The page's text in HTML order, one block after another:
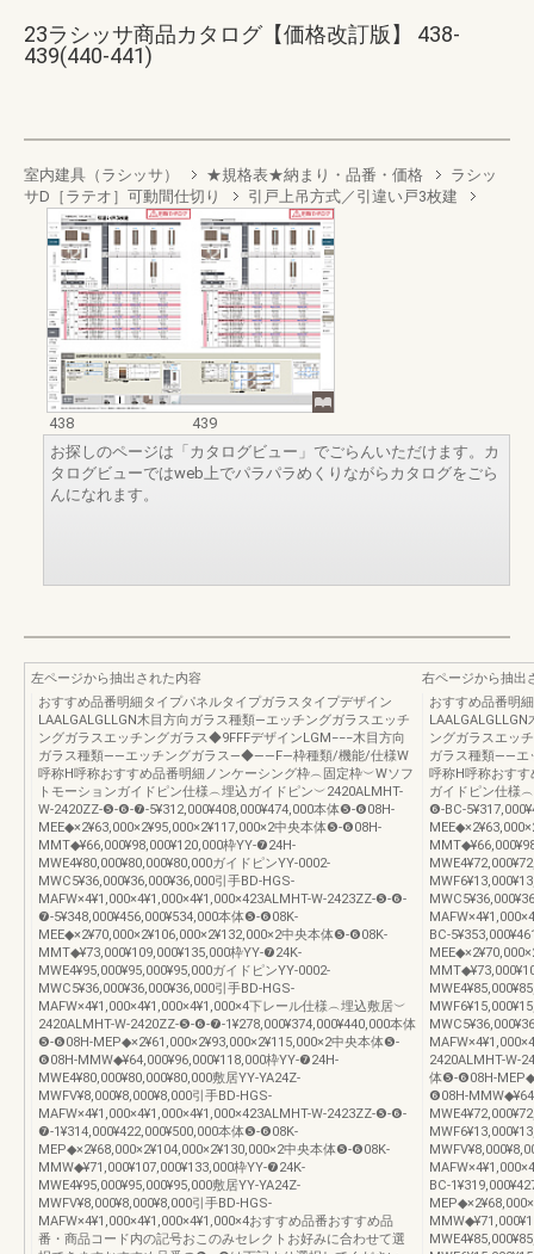
23ラシッサ商品カタログ【価格改訂版】 438-
439(440-441)
室内建具（ラシッサ） ★規格表★納まり・品番・価格
ラシッ
サD［ラテオ］可動間仕切り
引戸上吊方式／引違い戸3枚建
438
439
お探しのページは「カタログビュー」でごらんいただけます。カ
タログビューではweb上でパラパラめくりながらカタログをごら
んになれます。
左ページから抽出された内容
おすすめ品番明細タイプパネルタイプガラスタイプデザイン
LAALGALGLLGN木目方向ガラス種類―エッチングガラスエッチ
ングガラスエッチングガラス◆9FFFデザインLGM−−−木目方向
ガラス種類――エッチングガラス―◆――F―枠種類/機能/仕様W
呼称H呼称おすすめ品番明細ノンケーシング枠︵固定枠︶Wソフ
トモーションガイドピン仕様︵埋込ガイドピン︶2420ALMHT-
W-2420ZZ-❺-❻-❼-5¥312,000¥408,000¥474,000本体❺-❻08H-
MEE◆×2¥63,000×2¥95,000×2¥117,000×2中央本体❺-❻08H-
MMT◆¥66,000¥98,000¥120,000枠YY-❼24H-
MWE4¥80,000¥80,000¥80,000ガイドピンYY-0002-
MWC5¥36,000¥36,000¥36,000引手BD-HGS-
MAFW×4¥1,000×4¥1,000×4¥1,000×423ALMHT-W-2423ZZ-❺-❻-
❼-5¥348,000¥456,000¥534,000本体❺-❻08K-
MEE◆×2¥70,000×2¥106,000×2¥132,000×2中央本体❺-❻08K-
MMT◆¥73,000¥109,000¥135,000枠YY-❼24K-
MWE4¥95,000¥95,000¥95,000ガイドピンYY-0002-
MWC5¥36,000¥36,000¥36,000引手BD-HGS-
MAFW×4¥1,000×4¥1,000×4¥1,000×4下レール仕様︵埋込敷居︶
2420ALMHT-W-2420ZZ-❺-❻-❼-1¥278,000¥374,000¥440,000本体
❺-❻08H-MEP◆×2¥61,000×2¥93,000×2¥115,000×2中央本体❺-
❻08H-MMW◆¥64,000¥96,000¥118,000枠YY-❼24H-
MWE4¥80,000¥80,000¥80,000敷居YY-YA24Z-
MWFV¥8,000¥8,000¥8,000引手BD-HGS-
MAFW×4¥1,000×4¥1,000×4¥1,000×423ALMHT-W-2423ZZ-❺-❻-
❼-1¥314,000¥422,000¥500,000本体❺-❻08K-
MEP◆×2¥68,000×2¥104,000×2¥130,000×2中央本体❺-❻08K-
MMW◆¥71,000¥107,000¥133,000枠YY-❼24K-
MWE4¥95,000¥95,000¥95,000敷居YY-YA24Z-
MWFV¥8,000¥8,000¥8,000引手BD-HGS-
MAFW×4¥1,000×4¥1,000×4¥1,000×4おすすめ品番おすすめ品
番・商品コード内の記号おこのみセレクトお好みに合わせて選
右ページから抽出
おすすめ品番明
ングガラスエッ
ガラス種類――
呼称H呼称おす
ガイドピン仕様
❻-BC-
BC-
2420ALMHT-W-
体❺-❻08H-
❻08H-
BC-